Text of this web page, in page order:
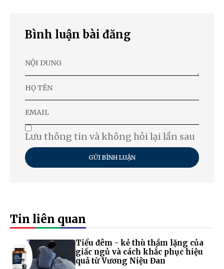
Bình luận bài đăng
Lưu thông tin và không hỏi lại lần sau
GỬI BÌNH LUẬN
Tin liên quan
Tiểu đêm - kẻ thù thầm lặng của
giấc ngủ và cách khắc phục hiệu
quả từ Vương Niệu Đan